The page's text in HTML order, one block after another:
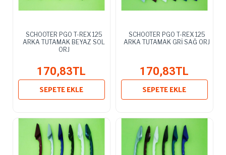
SCHOOTER PGO T-REX 125
ARKA TUTAMAK BEYAZ SOL
ORJ
170,83TL
SEPETE EKLE
SCHOOTER PGO T-REX 125
ARKA TUTAMAK GRİ SAĞ ORJ
170,83TL
SEPETE EKLE